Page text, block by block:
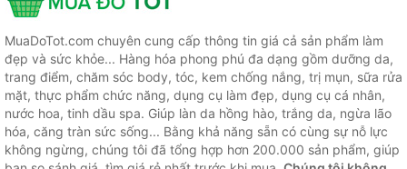
MuaDoTot.com chuyên cung cấp thông tin giá cả sản phẩm làm
đẹp và sức khỏe... Hàng hóa phong phú đa dạng gồm dưỡng da,
trang điểm, chăm sóc body, tóc, kem chống nắng, trị mụn, sữa rửa
mặt, thực phẩm chức năng, dụng cụ làm đẹp, dụng cụ cá nhân,
nước hoa, tinh dầu spa. Giúp làn da hồng hào, trắng da, ngừa lão
hóa, căng tràn sức sống... Bằng khả năng sẵn có cùng sự nỗ lực
không ngừng, chúng tôi đã tổng hợp hơn 200.000 sản phẩm, giúp